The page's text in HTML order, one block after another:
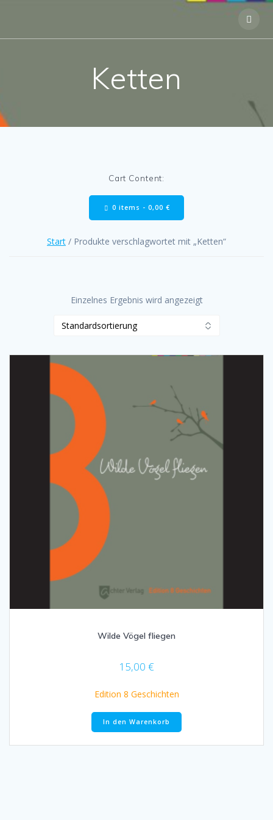
Ketten
Cart Content:
0 items - 0,00 €
Start / Produkte verschlagwortet mit „Ketten“
Einzelnes Ergebnis wird angezeigt
Wilde Vögel fliegen
15,00 €
Edition 8 Geschichten
In den Warenkorb